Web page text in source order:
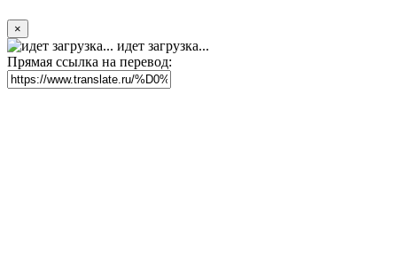
×
идет загрузка...
Прямая ссылка на перевод: